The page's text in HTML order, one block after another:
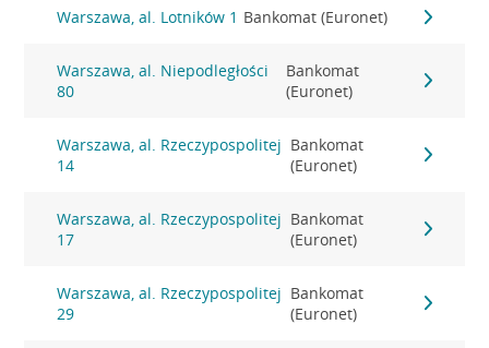
Warszawa, al. Lotników 1 Bankomat (Euronet)
Warszawa, al. Niepodległości
80
Bankomat
(Euronet)
Warszawa, al. Rzeczypospolitej
14
Bankomat
(Euronet)
Warszawa, al. Rzeczypospolitej
17
Bankomat
(Euronet)
Warszawa, al. Rzeczypospolitej
29
Bankomat
(Euronet)